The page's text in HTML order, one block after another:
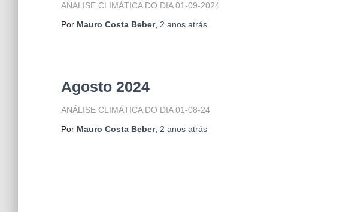
ANÁLISE CLIMÁTICA DO DIA 01-09-2024
Por Mauro Costa Beber, 2 anos atrás
Agosto 2024
ANÁLISE CLIMÁTICA DO DIA 01-08-24
Por Mauro Costa Beber, 2 anos atrás